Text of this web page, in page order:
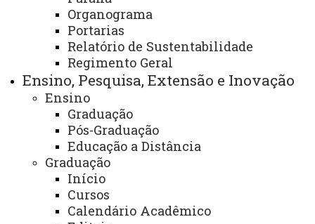
Organograma
Portarias
Relatório de Sustentabilidade
Regimento Geral
Ensino, Pesquisa, Extensão e Inovação
Ensino
Graduação
Pós-Graduação
Educação a Distância
Graduação
Início
Cursos
Calendário Acadêmico
Área:Secretaria Administrativa
Finalidade e competências:
- Atendimento ao público interno e externo;
Descrição dos serviços oferecidos:
- Valor para locação do Auditório Carlos Maes
(capacidade para 474 pessoas): 02 (dois) salários
mínimos por período (período correspondente a 4 horas,
sendo: manhã, ou tarde, ou noite).